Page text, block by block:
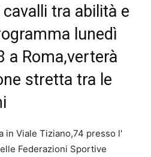
cavalli tra abilità e
lunedì
a Roma,verterà
stretta tra le
in Viale Tiziano,74 presso l'
Federazioni Sportive